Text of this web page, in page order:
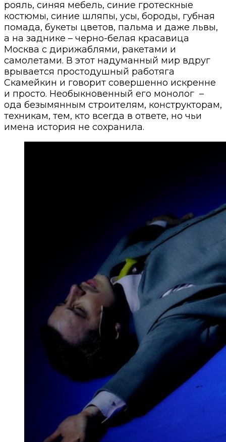
рояль, синяя мебель, синие гротескные
костюмы, синие шляпы, усы, бороды, губная
помада, букеты цветов, пальма и даже львы,
а на заднике – черно-белая красавица
Москва с дирижаблями, ракетами и
самолетами. В этот надуманный мир вдруг
врывается простодушный работяга
Скамейкин и говорит совершенно искренне
и просто. Необыкновенный его монолог –
ода безымянным строителям, конструкторам,
техникам, тем, кто всегда в ответе, но чьи
имена история не сохранила.